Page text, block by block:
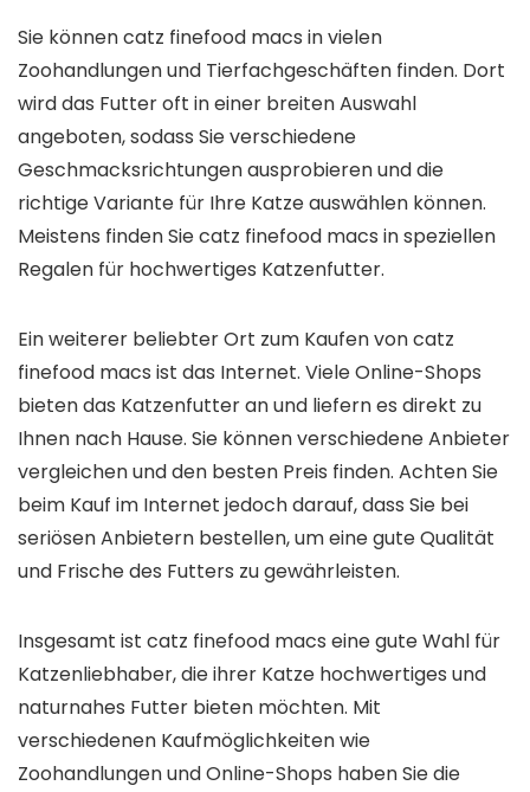
Sie können catz finefood macs in vielen
Zoohandlungen und Tierfachgeschäften finden. Dort
wird das Futter oft in einer breiten Auswahl
angeboten, sodass Sie verschiedene
Geschmacksrichtungen ausprobieren und die
richtige Variante für Ihre Katze auswählen können.
Meistens finden Sie catz finefood macs in speziellen
Regalen für hochwertiges Katzenfutter.
Ein weiterer beliebter Ort zum Kaufen von catz
finefood macs ist das Internet. Viele Online-Shops
bieten das Katzenfutter an und liefern es direkt zu
Ihnen nach Hause. Sie können verschiedene Anbieter
vergleichen und den besten Preis finden. Achten Sie
beim Kauf im Internet jedoch darauf, dass Sie bei
seriösen Anbietern bestellen, um eine gute Qualität
und Frische des Futters zu gewährleisten.
Insgesamt ist catz finefood macs eine gute Wahl für
Katzenliebhaber, die ihrer Katze hochwertiges und
naturnahes Futter bieten möchten. Mit
verschiedenen Kaufmöglichkeiten wie
Zoohandlungen und Online-Shops haben Sie die